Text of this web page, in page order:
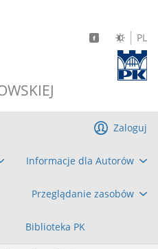
PL
Informacje dla Autorów
Przeglądanie zasobów
Biblioteka PK
Zaloguj